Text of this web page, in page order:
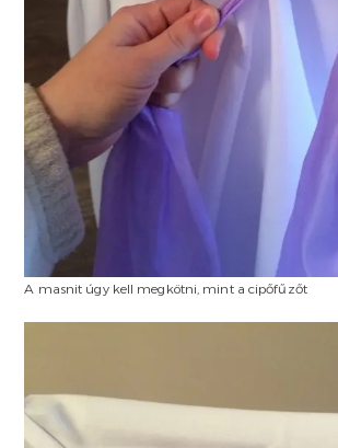
A masnit úgy kell megkötni, mint a cipőfűzőt